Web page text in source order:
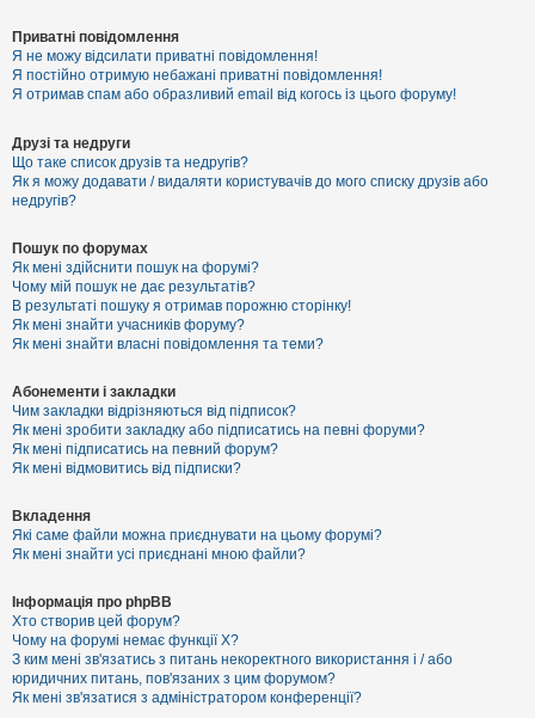
Приватні повідомлення
Я не можу відсилати приватні повідомлення!
Я постійно отримую небажані приватні повідомлення!
Я отримав спам або образливий email від когось із цього форуму!
Друзі та недруги
Що таке список друзів та недругів?
Як я можу додавати / видаляти користувачів до мого списку друзів або
недругів?
Пошук по форумах
Як мені здійснити пошук на форумі?
Чому мій пошук не дає результатів?
В результаті пошуку я отримав порожню сторінку!
Як мені знайти учасників форуму?
Як мені знайти власні повідомлення та теми?
Абонементи і закладки
Чим закладки відрізняються від підписок?
Як мені зробити закладку або підписатись на певні форуми?
Як мені підписатись на певний форум?
Як мені відмовитись від підписки?
Вкладення
Які саме файли можна приєднувати на цьому форумі?
Як мені знайти усі приєднані мною файли?
Інформація про phpBB
Хто створив цей форум?
Чому на форумі немає функції X?
З ким мені зв'язатись з питань некоректного використання і / або
юридичних питань, пов'язаних з цим форумом?
Як мені зв'язатися з адміністратором конференції?